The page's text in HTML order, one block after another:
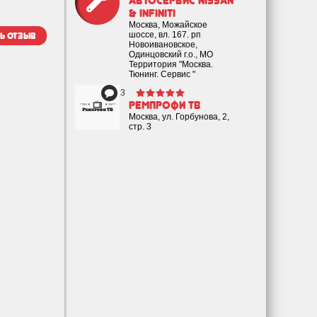
& INFINITI
Москва, Можайское
шоссе, вл. 167. рп
Новоивановское,
Одинцовский г.о., МО
Территория "Москва.
Тюнинг. Сервис "
3
Ремпрофи ТВ
Москва, ул. Горбунова, 2,
стр. 3
отзыв